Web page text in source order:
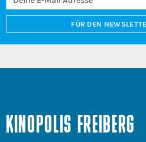
FÜR DEN
KINOPOLIS FREIBERG